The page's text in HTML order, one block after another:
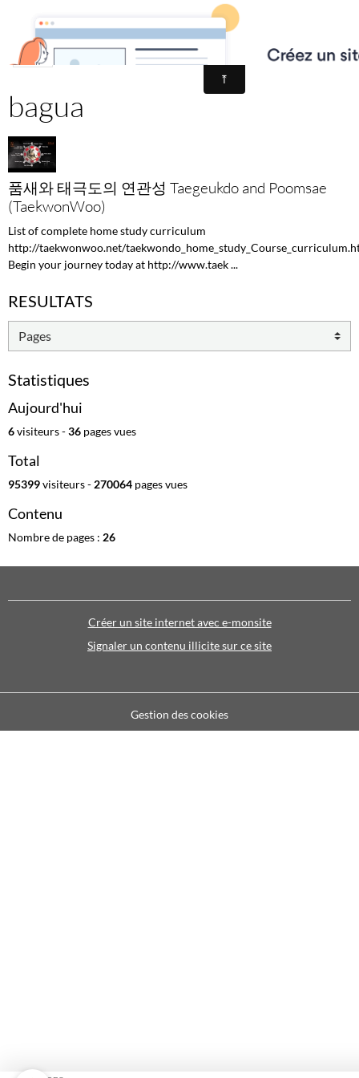
École de Taekwondo Montreuil -
bagua
품새와 태극도의 연관성 Taegeukdo and Poomsae
(TaekwonWoo)
List of complete home study curriculum
http://taekwonwoo.net/
Begin your journey today at http://www.taek ...
RESULTATS
Statistiques
Aujourd'hui
6visiteurs -36 pages vues
Total
95399visiteurs - 270064 pages vues
Contenu
Nombre de pages : 26
Créer un site internet avec e-monsite
Signaler un contenu illicite sur ce site
Gestion des cookies